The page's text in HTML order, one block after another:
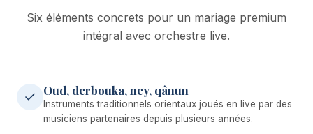
Six éléments concrets pour un mariage premium
intégral avec orchestre live.
Oud, derbouka, ney, qânun
Instruments traditionnels orientaux joués en live par des
musiciens partenaires depuis plusieurs années.